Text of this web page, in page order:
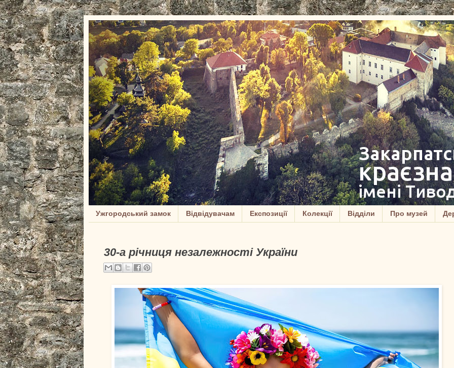
Ужгородський замок Відвідувачам Експозиції Колекції Відділи Про музей
30-а річниця незалежності України